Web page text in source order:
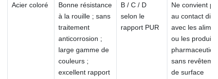
Acier coloré
Bonne résistance
à la rouille ; sans
traitement
anticorrosion ;
large gamme de
couleurs ;
excellent rapport
B / C / D
selon le
rapport PUR
Ne convient
au contact
avec les
ou les produits
sans
de surface